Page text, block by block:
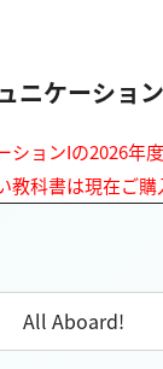
ニケーショ
ションIの2026年
教科書は現在ご購
All Aboard!